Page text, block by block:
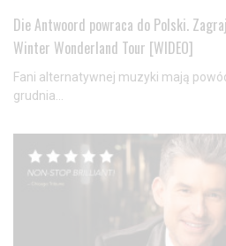
Die Antwoord powraca do Polski.
Winter Wonderland Tour [WIDEO]
Fani alternatywnej muzyki mają
grudnia...